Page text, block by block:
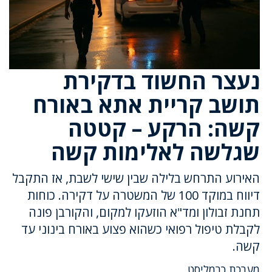
נעצר החשוד בדקירת
תושב קריית אתא באורח
קשה: הרקע – קטטה
שגלשה לאלימות קשה
האירוע התרחש בלילה שבין שישי לשבת, אז התקבל
דיווח במוקד 100 של המשטרה על דקירה. כוחות
תחנת זבולון ומד"א הוזעקו למקום, והקורבן פונה
לקבלת טיפול רפואי כשהוא פצוע באורח בינוני עד
קשה.